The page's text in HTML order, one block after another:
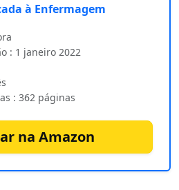
à Enfermagem
: 1 janeiro 2022
: 362 páginas
na Amazon